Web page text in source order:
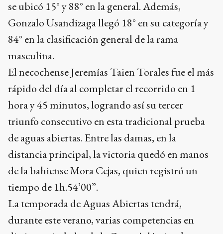
se ubicó 15° y 88° en la general. Además,
Gonzalo Usandizaga llegó 18° en su categoría y
84° en la clasificación general de la rama
masculina.
El necochense Jeremías Taien Torales fue el más
rápido del día al completar el recorrido en 1
hora y 45 minutos, logrando así su tercer
triunfo consecutivo en esta tradicional prueba
de aguas abiertas. Entre las damas, en la
distancia principal, la victoria quedó en manos
de la bahiense Mora Cejas, quien registró un
tiempo de 1h.54’00”.
La temporada de Aguas Abiertas tendrá,
durante este verano, varias competencias en